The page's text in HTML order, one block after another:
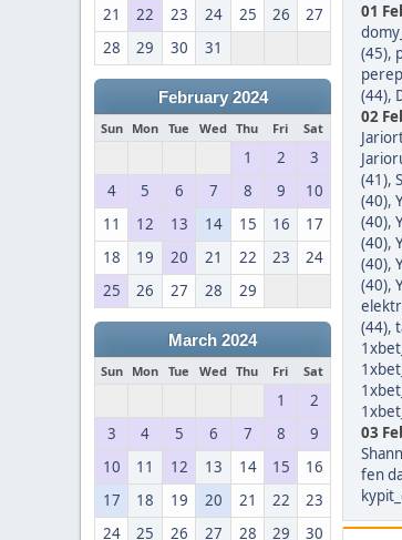
21
22 23 24 25 26
27
28
29 30 31
February 2024
Sun Mon Tue Wed Thu Fri Sat
1 2
3
4
5 6 7 8 9
10
11
12 13 14 15 16
17
18
19 20 21 22 23
24
25
26 27 28 29
March 2024
Sun Mon Tue Wed Thu Fri Sat
1
2
3
4 5 6 7 8
9
10
11 12 13 14 15
16
17
18 19 20 21 22
23
24
25 26 27 28 29 30
01
(45),
(44),
02
(41),
(40),
(40),
(40),
(40),
(40),
(44),
03
fen